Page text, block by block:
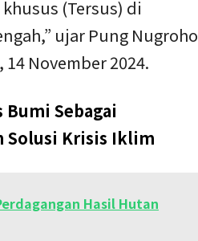
(Tersus) di
ujar Pung Nugroho
November 2024.
Bumi Sebagai
Solusi Krisis Iklim
Hasil Hutan